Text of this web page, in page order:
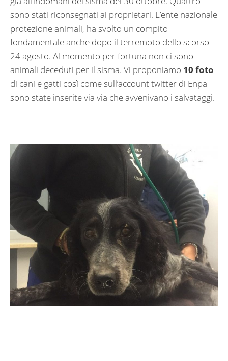
sono stati riconsegnati ai proprietari. L’ente nazionale
protezione animali, ha svolto un compito
fondamentale anche dopo il terremoto dello scorso
24 agosto. Al momento per fortuna non ci sono
animali deceduti per il sisma. Vi proponiamo 10 foto
di cani e gatti così come sull’account twitter di Enpa
sono state inserite via via che avvenivano i salvataggi.